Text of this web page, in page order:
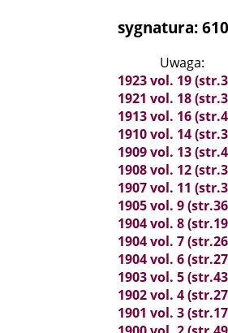
sygnatura:
Uwaga:
1923 vol. 19
1921 vol. 18
1913 vol. 16
1910 vol. 14
1909 vol. 13
1908 vol. 12
1907 vol. 11
1905 vol. 9
1904 vol. 8
1904 vol. 7
1904 vol. 6
1903 vol. 5
1902 vol. 4
1901 vol. 3